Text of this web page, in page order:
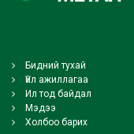
Бидний тухай
Үйл ажиллагаа
Ил тод байдал
Мэдээ
Холбоо барих